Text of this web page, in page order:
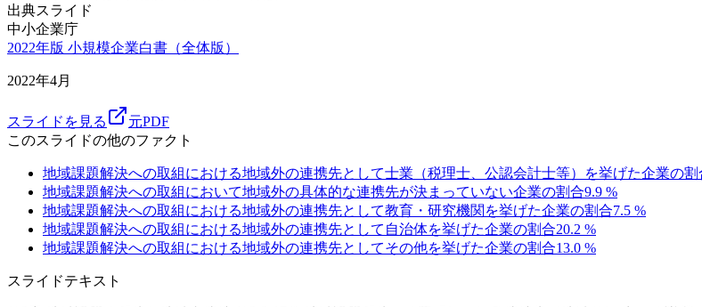
出典スライド
中小企業庁
2022年版 小規模企業白書（全体版）
2022年4月
スライドを見る
元PDF
このスライドの他のファクト
地域課題解決への取組における地域外の連携先として士業（税理士、公認会計士等）を挙げた企業の割
地域課題解決への取組において地域外の具体的な連携先が決まっていない企業の割合9.9 %
地域課題解決への取組における地域外の連携先として教育・研究機関を挙げた企業の割合7.5 %
地域課題解決への取組における地域外の連携先として自治体を挙げた企業の割合20.2 %
地域課題解決への取組における地域外の連携先としてその他を挙げた企業の割合13.0 %
スライドテキスト